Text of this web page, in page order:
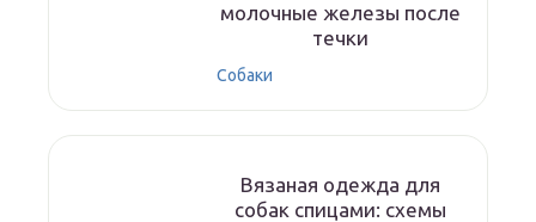
молочные железы после
течки
Собаки
Вязаная одежда для
собак спицами: схемы